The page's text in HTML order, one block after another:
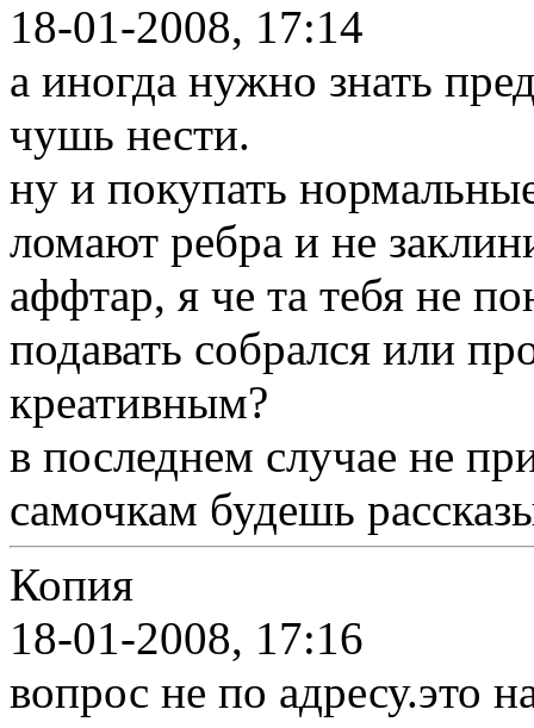
18-01-2008, 17:14
а иногда нужно знать
чушь нести.
ну и покупать
ломают ребра и не
аффтар, я че та тебя не
подавать собрался или
креативным?
в последнем случае не
самочкам будешь
Копия
18-01-2008, 17:16
вопрос не по адресу.это